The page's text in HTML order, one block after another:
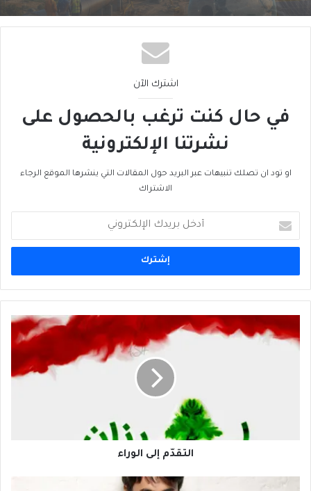
اشترك الآن
في حال كنت ترغب بالحصول على
نشرتنا الإلكترونية
او تود ان تصلك تنبيهات عبر البريد حول المقالات التي ينشرها الموقع الرجاء
الاشتراك
بريدك
الإلكتروني
إلى
الوراء
التقدّم إلى الوراء
أنريكي